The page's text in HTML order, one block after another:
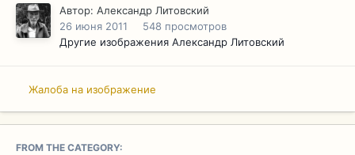
Автор: Александр Литовский
26 июня 2011
548 просмотров
Другие изображения Александр Литовский
Жалоба на изображение
FROM THE CATEGORY: